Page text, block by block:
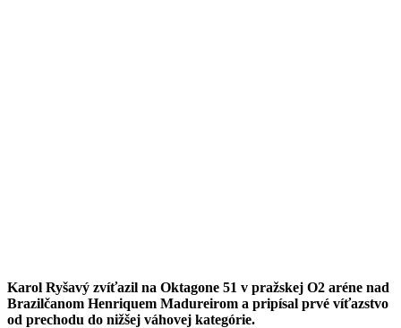
Karol Ryšavý zvíťazil na Oktagone 51 v pražskej O2 aréne nad
Brazilčanom Henriquem Madureirom a pripísal prvé víťazstvo
od prechodu do nižšej váhovej kategórie.